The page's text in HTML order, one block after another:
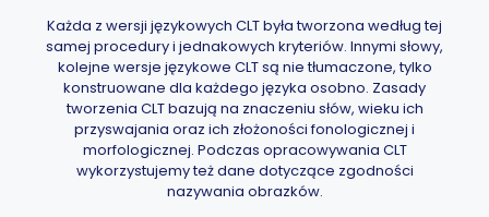
Każda z wersji językowych CLT była tworzona według tej
samej procedury i jednakowych kryteriów. Innymi słowy,
kolejne wersje językowe CLT są nie tłumaczone, tylko
konstruowane dla każdego języka osobno. Zasady
tworzenia CLT bazują na znaczeniu słów, wieku ich
przyswajania oraz ich złożoności fonologicznej i
morfologicznej. Podczas opracowywania CLT
wykorzystujemy też dane dotyczące zgodności
nazywania obrazków.